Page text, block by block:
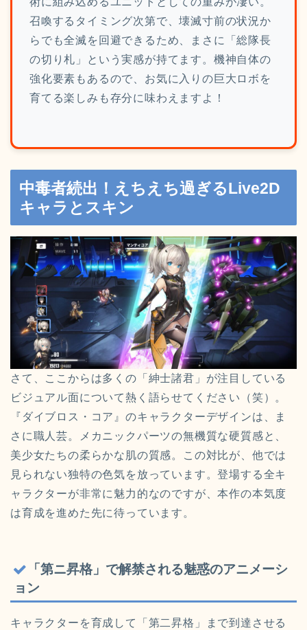
召喚するタイミング次第で、壊滅寸前の状況か
らでも全滅を回避できるため、まさに「総隊長
の切り札」という実感が持てます。機神自体の
強化要素もあるので、お気に入りの巨大ロボを
育てる楽しみも存分に味わえますよ！
中毒者続出！えちえち過ぎるLive2D
キャラとスキン
さて、ここからは多くの「紳士諸君」が注目している
ビジュアル面について熱く語らせてください（笑）。
『ダイブロス・コア』のキャラクターデザインは、ま
さに職人芸。メカニックパーツの無機質な硬質感と、
美少女たちの柔らかな肌の質感。この対比が、他では
見られない独特の色気を放っています。登場する全キ
ャラクターが非常に魅力的なのですが、本作の本気度
は育成を進めた先に待っています。
「第ニ昇格」で解禁される魅惑のアニメーシ
ョン
キャラクターを育成して「第二昇格」まで到達させる